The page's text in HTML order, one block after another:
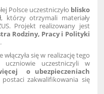
Polsce uczestniczyło blisko
, którzy otrzymali materiały
Projekt realizowany jest
Rodziny, Pracy i Polityki
.
się w realizację tego
uczniowie uczestniczyli w
o ubezpieczeniach
zakwalifikowania się